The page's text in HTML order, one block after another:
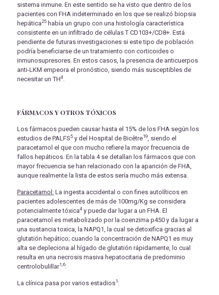
sistema inmune. En este sentido se ha visto que dentro de los
pacientes con FHA indeterminado en los que se realizó biopsia
hepática25 había un grupo con una histología característica
consistente en un infiltrado de células T CD103+/CD8+. Está
pendiente de futuras investigaciones si este tipo de población
podría beneficiarse de un tratamiento con corticoides o
inmunosupresores. En estos casos, la presencia de anticuerpos
anti-LKM empeora el pronóstico, siendo más susceptibles de
necesitar un TH4
FÁRMACOS Y OTROS TÓXICOS
Los fármacos pueden causar hasta el 15% de los FHA según los
estudios de PALFS5 y del Hospital de Bicêtre19
, siendo el
paracetamol el que con mucho refiere la mayor frecuencia de
fallos hepáticos. En la tabla 4 se detallan los fármacos que con
mayor frecuencia se han relacionado con la aparición de FHA,
aunque realmente la lista de estos sería mucho más extensa.
Paracetamol: La ingesta accidental o con fines autolíticos en
pacientes adolescentes de más de 100mg/Kg se considera
potencialmente tóxica4 y puede dar lugar a un FHA. El
paracetamol es metabolizado por la coenzima p450 y da lugar a
una sustancia toxica, la NAPQ1, la cual se detoxifica gracias al
glutatión hepático; cuando la concentración de NAPQ1 es muy
alta se depleciona al hígado de glutatión rápidamente, lo cual
resulta en una necrosis masiva hepatocitaria de predominio
centrolobulillar1,6.
La clínica pasa por varios estadios1: